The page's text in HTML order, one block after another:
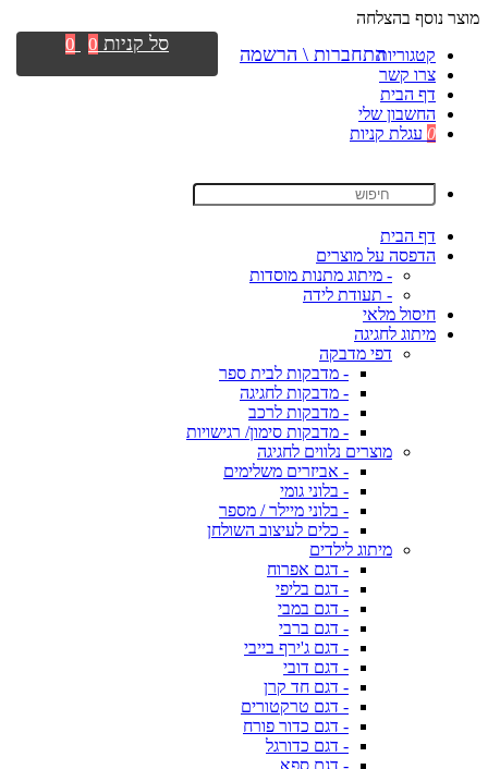
מוצר נוסף בהצלחה
קטגוריות
צרו קשר
דף הבית
החשבון שלי
0 עגלת קניות
דף הבית
הדפסה על מוצרים
- מיתוג מתנות מוסדות
- תעודת לידה
חיסול מלאי
מיתוג לחגיגה
דפי מדבקה
- מדבקות לבית ספר
- מדבקות לחגיגה
- מדבקות לרכב
- מדבקות סימון/ רגישויות
מוצרים נלווים לחגיגה
- אביזרים משלימים
- בלוני גומי
- בלוני מיילר / מספר
- כלים לעיצוב השולחן
מיתוג לילדים
- דגם אפרוח
- דגם בליפי
- דגם במבי
- דגם ברבי
- דגם ג'ירף בייבי
- דגם דובי
- דגם חד קרן
- דגם טרקטורים
- דגם כדור פורח
- דגם כדורגל
- דגם ספא
התחברות \ הרשמה סל קניות 0
0